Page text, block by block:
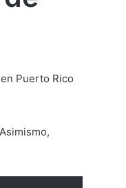
Puerto Rico